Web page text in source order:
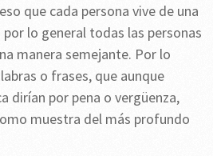
que cada persona vive de una
lo general todas las personas
manera semejante. Por lo
o frases, que aunque
dirían por pena o vergüenza,
muestra del más profundo